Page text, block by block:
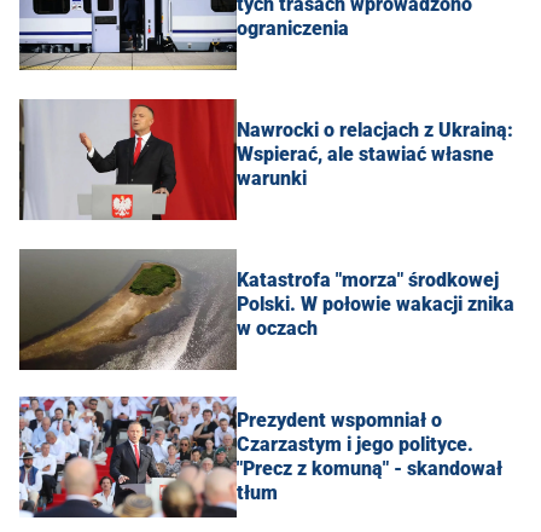
ograniczenia
Nawrocki o relacjach z Ukrainą:
Wspierać, ale stawiać własne
warunki
Katastrofa "morza" środkowej
Polski. W połowie wakacji znika
w oczach
Prezydent wspomniał o
Czarzastym i jego polityce.
"Precz z komuną" - skandował
tłum